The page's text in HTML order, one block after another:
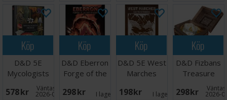
Köp
D&D 5E
Mycologists
Primer
578 SEK Väntas in:
2026-09-07
Köp
D&D Eberron
Forge of the
298 SEK I lager:
Köp
D&D 5E West
Marches
Workbook
198 SEK I lager: 8
Köp
D&D Fizbans
Treasure
Mystery Dice
Box
298 SEK 2026-